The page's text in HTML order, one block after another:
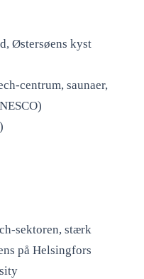
Østersøens kyst
centrum, saunaer,
sektoren, stærk
på Helsingfors